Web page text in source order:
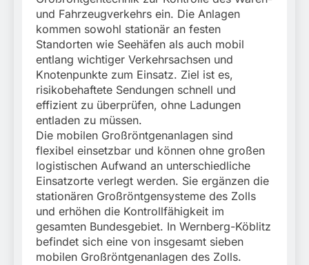
und Fahrzeugverkehrs ein. Die Anlagen
kommen sowohl stationär an festen
Standorten wie Seehäfen als auch mobil
entlang wichtiger Verkehrsachsen und
Knotenpunkte zum Einsatz. Ziel ist es,
risikobehaftete Sendungen schnell und
effizient zu überprüfen, ohne Ladungen
entladen zu müssen.
Die mobilen Großröntgenanlagen sind
flexibel einsetzbar und können ohne großen
logistischen Aufwand an unterschiedliche
Einsatzorte verlegt werden. Sie ergänzen die
stationären Großröntgensysteme des Zolls
und erhöhen die Kontrollfähigkeit im
gesamten Bundesgebiet. In Wernberg-Köblitz
befindet sich eine von insgesamt sieben
mobilen Großröntgenanlagen des Zolls.